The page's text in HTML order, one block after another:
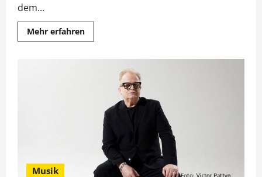
dem...
Mehr erfahrenMehr
Informationen
Staffel
MagentaTV
Musik